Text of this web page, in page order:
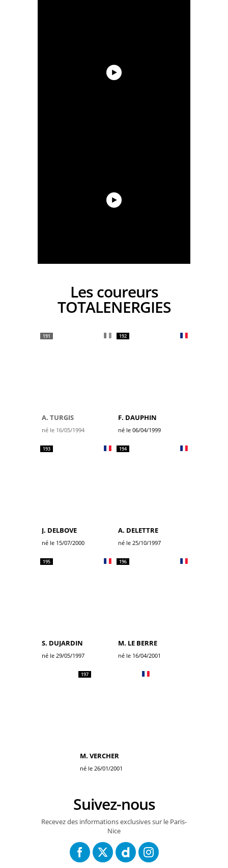
Les coureurs
TOTALENERGIES
191
A. TURGIS
né le 16/05/1994
192
F. DAUPHIN
né le 06/04/1999
193
J. DELBOVE
né le 15/07/2000
194
A. DELETTRE
né le 25/10/1997
195
S. DUJARDIN
né le 29/05/1997
196
M. LE BERRE
né le 16/04/2001
197
M. VERCHER
né le 26/01/2001
Suivez-nous
Recevez des informations exclusives sur le Paris-
Nice